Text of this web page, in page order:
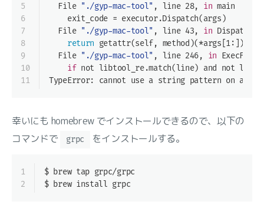
5
6
7
8
9
10
11
  File
"./gyp-mac-tool" , line 28, in main
    exit_code = executor.Dispatch(args)
  File
"./gyp-mac-tool" , line 43, in Dispatch
return getattr(self, method)(*args[1:])
  File
"./gyp-mac-tool" , line 246, in
if not libtool_re.match(line) and not
TypeError: cannot use a string pattern on a
幸いにも homebrew でインストールできるので、以下の
コマンドで
grpc をインストールする。
1
2
$ brew tap grpc/grpc
$ brew install grpc